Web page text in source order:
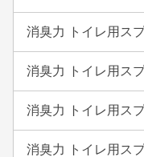
消臭力 トイレ用ス
消臭力 トイレ用ス
消臭力 トイレ用ス
消臭力 トイレ用ス